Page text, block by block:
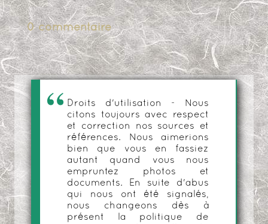
0 commentaire
Droits d'utilisation - Nous
citons toujours avec respect
et correction nos sources et
références. Nous aimerions
bien que vous en fassiez
autant quand vous nous
empruntez photos et
documents. En suite d'abus
qui nous ont été signalés,
nous changeons dès à
présent la politique de